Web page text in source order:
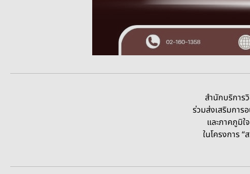
สำนักบริการวิชาการ มหาวิทยาลั
ร่วมส่งเสริมการอนุรักษ์ผ้าไทยด้วยกา
และภาคภูมิใจในมรดกวัฒนธรรม
ในโครงการ “สวนสุนันทาพัสตรา